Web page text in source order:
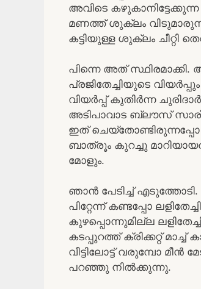
അവിടെ
മണത്ത് ശുക്ലം
കട്ടിയുള്ള ശുക്ലം ചീറ്റി
പിന്നെ അത്
പ്രജിതേച്ചിയുടെ
വിയർപ്പ് കുതിർന്ന
അടിപാവാട ബ്ലൗസ്
ഇത് ചെയ്തോണ്ടിരുന്നപ്പോ
ബാത്രൂം കുറച്ചു
മോളും.
ഞാൻ പേടിച്ച്
പിറ്റേന്ന് കണ്ടപ്പോ
കുഴപ്പൊന്നുമില്ല
കടപ്പുറത്ത് ക്രിക്കറ്റ്
വീട്ടിലോട്ട് വരുമ്പോ മീൻ
പറഞ്ഞു നിൽക്കുന്നു.